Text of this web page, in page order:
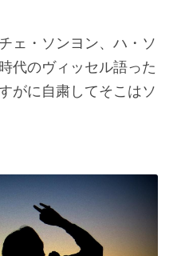
ェ・ソンヨン、ハ・ソ
代のヴィッセル語った
がに自粛してそこはソ